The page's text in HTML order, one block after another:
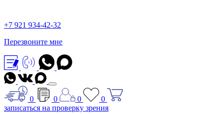
+7 921 934-42-32
Перезвоните мне
0 0 0
0
записаться на проверку зрения